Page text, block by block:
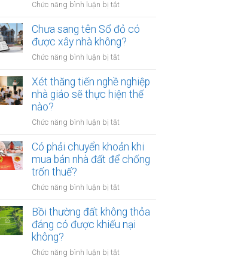
tại
UBND
cấp
có
lực
bao
Chức năng bình luận bị tắt
ngân
hàng
phải
bảo
dữ
liệu
khách
hàng
như
Chưa sang tên Sổ đỏ có
được xây nhà không?
Chức năng bình luận bị tắt
sang
tên
Sổ
có
xây
nhà
Xét thăng tiến nghề nghiệp
nhà giáo sẽ thực hiện thế
nào?
Chức năng bình luận bị tắt
thăng
tiến
nhà
sẽ
thực
Có phải chuyển khoản khi
mua bán nhà đất để chống
trốn thuế?
Chức năng bình luận bị tắt
phải
chuyển
khoản
mua
Bồi thường đất không thỏa
đáng có được khiếu nại
không?
Chức năng bình luận bị tắt